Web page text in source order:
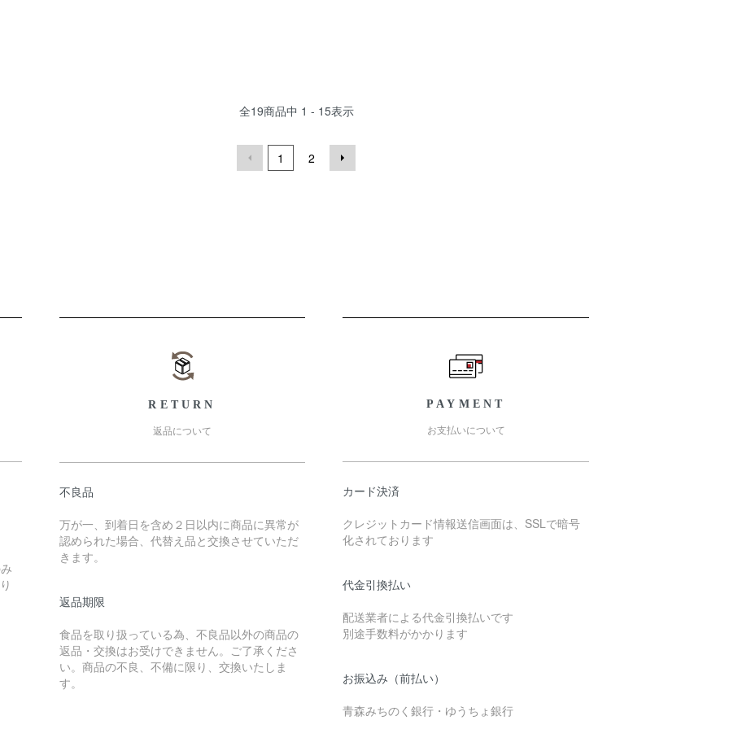
全19商品中 1 - 15表示
1 2
RETURN
返品について
不良品
万が一、到着日を含め２日以内に商品に異常が
認められた場合、代替え品と交換させていただ
きます。
返品期限
食品を取り扱っている為、不良品以外の商品の
返品・交換はお受けできません。ご了承くださ
い。商品の不良、不備に限り、交換いたしま
す。
PAYMENT
お支払いについて
カード決済
クレジットカード情報送信画面は、SSLで暗号
化されております
代金引換払い
配送業者による代金引換払いです
別途手数料がかかります
お振込み（前払い）
青森みちのく銀行・ゆうちょ銀行